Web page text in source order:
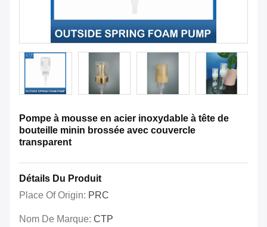
Pompe à mousse en acier inoxydable à tête de
bouteille minin brossée avec couvercle
transparent
Détails Du Produit
Place Of Origin: PRC
Nom De Marque: CTP